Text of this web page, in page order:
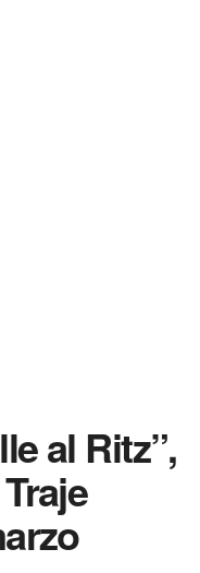
al Ritz”,